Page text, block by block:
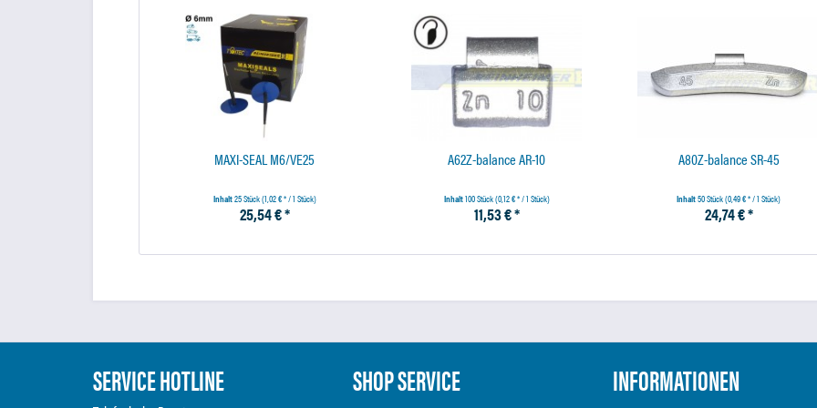
MAXI-SEAL M6/VE25
Inhalt25 Stück(1,02 € * / 1 Stück)
25,54 € *
A62Z-balance AR-10
Inhalt100 Stück(0,12 € * / 1 Stück)
11,53 € *
A80Z-balance SR-45
Inhalt50 Stück(0,49 € * / 1 Stück)
24,74 € *
SERVICE HOTLINE SHOP SERVICE INFORMATIONEN